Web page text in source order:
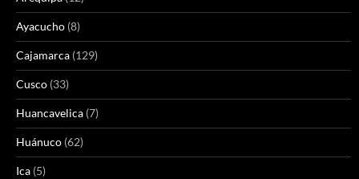
Ayacucho (8)
Cajamarca (129)
Cusco (33)
Huancavelica (7)
Huánuco (62)
Ica (5)